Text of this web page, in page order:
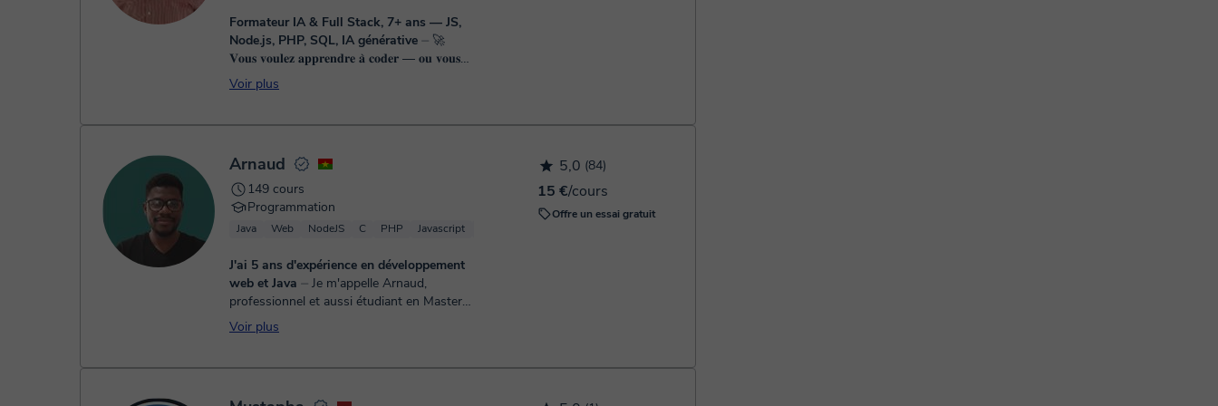
Formateur IA & Full Stack, 7+ ans — JS,
Node.js, PHP, SQL, IA générative ⏤ 🚀
𝐕𝐨𝐮𝐬 𝐯𝐨𝐮𝐥𝐞𝐳 𝐚𝐩𝐩𝐫𝐞𝐧𝐝𝐫𝐞 𝐚̀ 𝐜𝐨𝐝𝐞𝐫 — 𝐨𝐮 𝐯𝐨𝐮𝐬
𝐟𝐨𝐫𝐦𝐞𝐫 𝐚̀ 𝐥'𝐈𝐀 — 𝐚𝐯𝐞𝐜 𝐝𝐞𝐬 𝐩𝐫𝐨𝐣𝐞𝐭𝐬 𝐫𝐞́𝐞𝐥𝐬 ? 𝐕...
Voir plus
5,0 (84)
15 €/cours
Offre un essai gratuit
Arnaud
149 cours
Programmation
Java Web NodeJS C PHP Javascript
J'ai 5 ans d'expérience en développement
web et Java ⏤ Je m'appelle Arnaud,
professionnel et aussi étudiant en Master 2
Systèmes d'informations. J'ai de
l'expérience dans l'enseignement (ou plutôt
Voir plus